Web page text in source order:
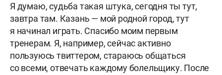
Я думаю, судьба такая штука, сегодня ты тут,
завтра там. Казань — мой родной город, тут
я начинал играть. Спасибо моим первым
тренерам. Я, например, сейчас активно
пользуюсь твиттером, стараюсь общаться
со всеми, отвечать каждому болельщику. После